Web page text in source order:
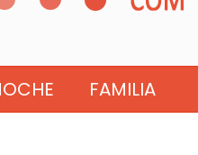
FAMILIA